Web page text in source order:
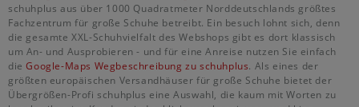
schuhplus aus über 1000 Quadratmeter Norddeutschlands größtes
Fachzentrum für große Schuhe betreibt. Ein besuch lohnt sich, denn
die gesamte XXL-Schuhvielfalt des Webshops gibt es dort klassisch
um An- und Ausprobieren - und für eine Anreise nutzen Sie einfach
dieGoogle-Maps Wegbeschreibung zu schuhplus. Als eines der
größten europäischen Versandhäuser für große Schuhe bietet der
Übergrößen-Profi schuhplus eine Auswahl, die kaum mit Worten zu